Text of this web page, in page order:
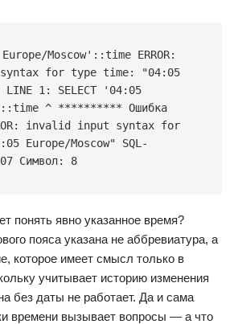
Moscow'::time ERROR:
for type time: "04:05
LINE 1: SELECT '04:05
^ ********** Ошибка
invalid input syntax for
Europe/Moscow" SQL-
Символ: 8
понять явно указанное время?
пояса указана не аббревиатура, а
которое имеет смысл только в
учитывает историю изменения
без даты не работает. Да и сама
времени вызывает вопросы — а что